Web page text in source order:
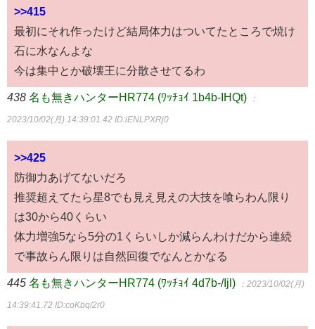
>>415
最初にそれ作ったけど結局体力はついてたところで焼け
石に水なんよな
今は集中とか破壊王に分散させてるわ
438 名も無きハンターHR774 (ﾜｯﾁｮｲ 1b4b-IHQt) ：
2023/10/02(月) 14:39:01.42 ID:iENLPXRj0
>>425
防御力あげてないだろ
推奨超えてたら星8でも見え見えの大技を喰らわん限り
は30から40くらい
体力増強5なら5分の1くらいしか減らんわけだから連続
で事故らん限りは自然回復でなんとかなる
445 名も無きハンターHR774 (ﾜｯﾁｮｲ 4d7b-/Ijl) ：2023/10/02(月)
14:39:41.72 ID:coKbq/2r0